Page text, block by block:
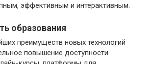
эффективным и интерактивным.
образования
преимуществ новых технологий
повышение доступности